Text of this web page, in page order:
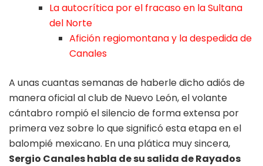
La autocrítica por el fracaso en la Sultana
del Norte
Afición regiomontana y la despedida de
Canales
A unas cuantas semanas de haberle dicho adiós de
manera oficial al club de Nuevo León, el volante
cántabro rompió el silencio de forma extensa por
primera vez sobre lo que significó esta etapa en el
balompié mexicano. En una plática muy sincera,
Sergio Canales habla de su salida de Rayados